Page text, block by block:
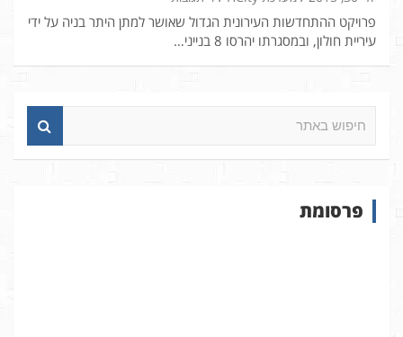
פרויקט ההתחדשות העירונית הגדול שאושר למתן היתר בניה על ידי
עיריית חולון, ובמסגרתו יהרסו 8 בנייני…
א
פרסומת